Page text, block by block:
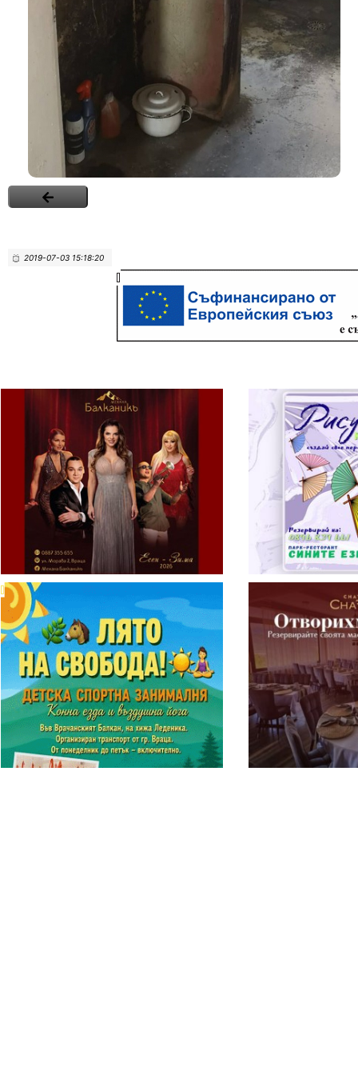
2019-07-03 15:18:20